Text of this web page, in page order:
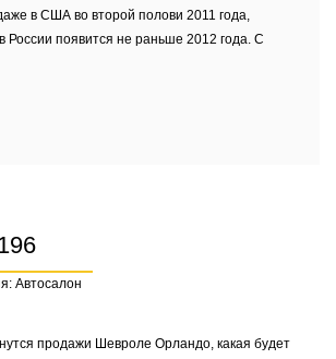
в США во второй полови 2011 года,
России появится не раньше 2012 года. С
Автосалон
продажи Шевроле Орландо, какая будет